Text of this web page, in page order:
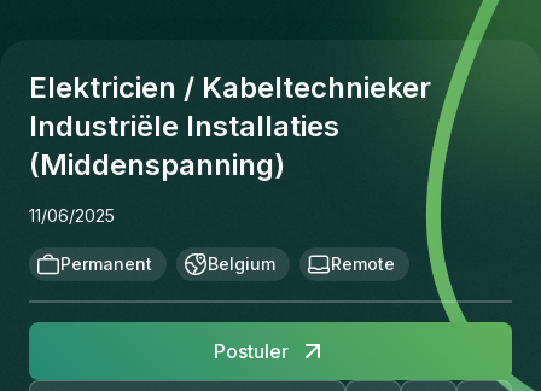
Elektricien / Kabeltechnieker
Industriële Installaties
(Middenspanning)
11/06/2025
Permanent Belgium Remote
Postuler